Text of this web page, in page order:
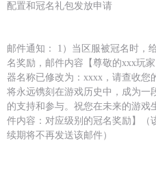
配置和冠名礼包发放申请
邮件通知： 1）当区服被冠名时，
名奖励，邮件内容【尊敬的xxx玩
器名称已修改为：xxxx，请查收您
将永远镌刻在游戏历史中，成为一
的支持和参与。祝您在未来的游戏
件内容：对应级别的冠名奖励】（
续期将不再发送该邮件）